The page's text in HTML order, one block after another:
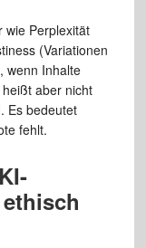
wie Perplexität
(Variationen
wenn Inhalte
aber nicht
Es bedeutet
fehlt.